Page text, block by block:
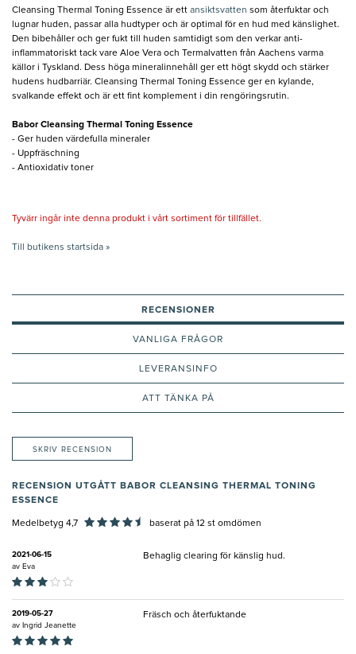
Cleansing Thermal Toning Essence är ett ansiktsvatten som återfuktar och
lugnar huden, passar alla hudtyper och är optimal för en hud med känslighet.
Den bibehåller och ger fukt till huden samtidigt som den verkar anti-
inflammatoriskt tack vare Aloe Vera och Termalvatten från Aachens varma
källor i Tyskland. Dess höga mineralinnehåll ger ett högt skydd och stärker
hudens hudbarriär. Cleansing Thermal Toning Essence ger en kylande,
svalkande effekt och är ett fint komplement i din rengöringsrutin.
Babor Cleansing Thermal Toning Essence
- Ger huden värdefulla mineraler
- Uppfräschning
- Antioxidativ toner
Tyvärr ingår inte denna produkt i vårt sortiment för tillfället.
Till butikens startsida »
RECENSIONER
VANLIGA FRÅGOR
LEVERANSINFO
ATT TÄNKA PÅ
SKRIV RECENSION
RECENSION UTGÅTT BABOR CLEANSING THERMAL TONING
ESSENCE
Medelbetyg 4,7 baserat på 12 st omdömen
2021-06-15
av Eva
Behaglig clearing för känslig hud.
2019-05-27
av Ingrid Jeanette
Fräsch och återfuktande